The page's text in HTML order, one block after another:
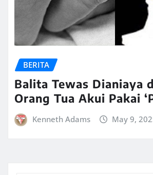
BERITA
Balita Tewas Dianiaya
Orang Tua Akui Pakai
Kenneth Adams May 9,